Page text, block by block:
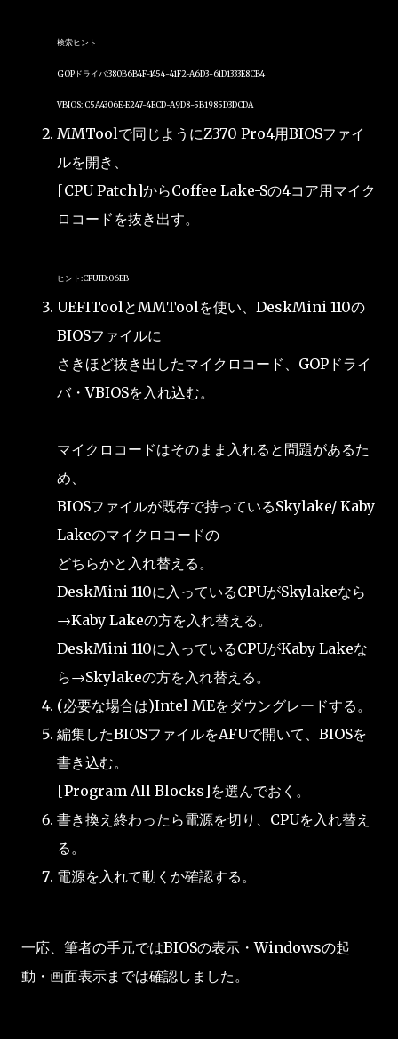
検索ヒント
GOPドライバ:380B6B4F-1454-41F2-A6D3-61D1333E8CB4
VBIOS: C5A4306E-E247-4ECD-A9D8-5B1985D3DCDA
MMToolで同じようにZ370 Pro4用BIOSファイ
ルを開き、
[CPU Patch]からCoffee Lake-Sの4コア用マイク
ロコードを抜き出す。
ヒント:CPUID:06EB
UEFIToolとMMToolを使い、DeskMini 110の
BIOSファイルに
さきほど抜き出したマイクロコード、GOPドライ
バ・VBIOSを入れ込む。
マイクロコードはそのまま入れると問題があるた
め、
BIOSファイルが既存で持っているSkylake/ Kaby
Lakeのマイクロコードの
どちらかと入れ替える。
DeskMini 110に入っているCPUがSkylakeなら
→Kaby Lakeの方を入れ替える。
DeskMini 110に入っているCPUがKaby Lakeな
ら→Skylakeの方を入れ替える。
(必要な場合は)Intel MEをダウングレードする。
編集したBIOSファイルをAFUで開いて、BIOSを
書き込む。
[Program All Blocks]を選んでおく。
書き換え終わったら電源を切り、CPUを入れ替え
る。
電源を入れて動くか確認する。
一応、筆者の手元ではBIOSの表示・Windowsの起
動・画面表示までは確認しました。